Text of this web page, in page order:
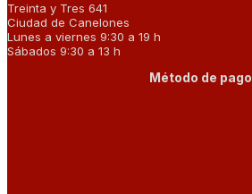
Treinta y Tres 641
Ciudad de Canelones
Lunes a viernes 9:30 a 19 h
Sábados 9:30 a 13 h
Método de pago